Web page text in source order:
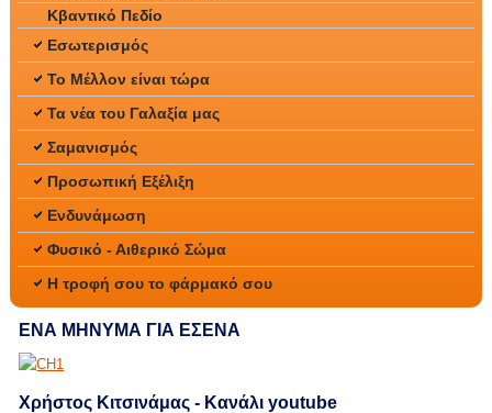
Κβαντικό Πεδίο
Εσωτερισμός
Το Μέλλον είναι τώρα
Τα νέα του Γαλαξία μας
Σαμανισμός
Προσωπική Εξέλιξη
Ενδυνάμωση
Φυσικό - Αιθερικό Σώμα
Η τροφή σου το φάρμακό σου
ΕΝΑ ΜΗΝΥΜΑ ΓΙΑ ΕΣΕΝΑ
Χρήστος Κιτσινάμας - Κανάλι youtube